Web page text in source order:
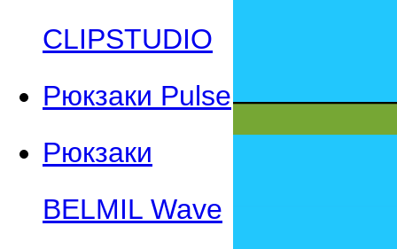
CLIPSTUDIO
Рюкзаки Pulse
Рюкзаки
BELMIL Wave